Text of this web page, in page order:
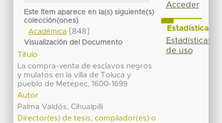
Este ítem aparece en la(s) siguiente(s)
colección(ones)
Académica[848]
Visualización del Documento
Título
La compra-venta de esclavos negros
y mulatos en la villa de Toluca y
pueblo de Metepec, 1600-1699
Autor
Palma Valdós, Cihualpilli
Director(es) de tesis, compilador(es) o
Acceder
Estadísticas
Estadísticas
de uso